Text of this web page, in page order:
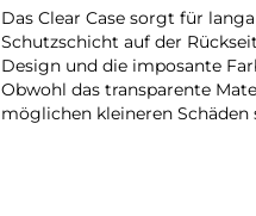
Das Clear Case sorgt für
Schutzschicht auf der
Design und die imposante
Obwohl das transparente
möglichen kleineren Schäden